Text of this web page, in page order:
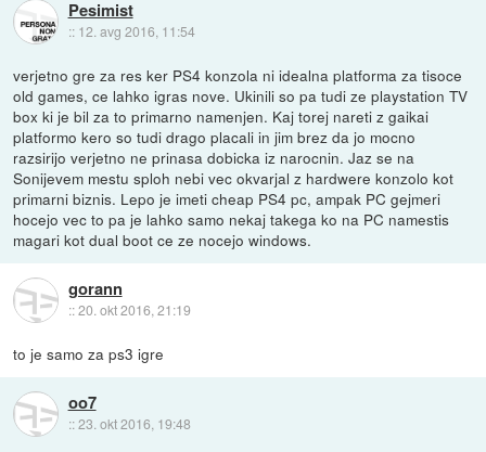
Pesimist
:: 12. avg 2016, 11:54
verjetno gre za res ker PS4 konzola ni idealna platforma za tisoce
old games, ce lahko igras nove. Ukinili so pa tudi ze playstation TV
box ki je bil za to primarno namenjen. Kaj torej nareti z gaikai
platformo kero so tudi drago placali in jim brez da jo mocno
razsirijo verjetno ne prinasa dobicka iz narocnin. Jaz se na
Sonijevem mestu sploh nebi vec okvarjal z hardwere konzolo kot
primarni biznis. Lepo je imeti cheap PS4 pc, ampak PC gejmeri
hocejo vec to pa je lahko samo nekaj takega ko na PC namestis
magari kot dual boot ce ze nocejo windows.
gorann
::20. okt 2016, 21:19
to je samo za ps3 igre
oo7
::23. okt 2016, 19:48